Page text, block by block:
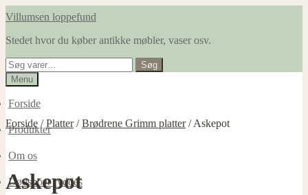
Spring
navigation
Spring
indhold
Villumsen loppefund
Stedet hvor du køber antikke møbler, vaser osv.
Søg
efter:
Søg
Menu
Forside
Produkter
Om os
Dødsboer ryddes
Forside /Platter/Brødrene Grimm platter/Askepot
Askepot